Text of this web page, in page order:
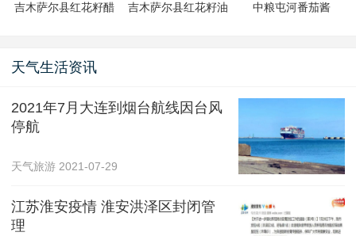
吉木萨尔县红花籽醋 吉木萨尔县红花籽油 中粮屯河番茄酱
天气生活资讯
2021年7月大连到烟台航线因台风
停航
天气旅游 2021-07-29
江苏淮安疫情 淮安洪泽区封闭管
理